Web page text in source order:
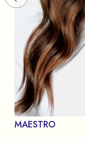
MAESTRO